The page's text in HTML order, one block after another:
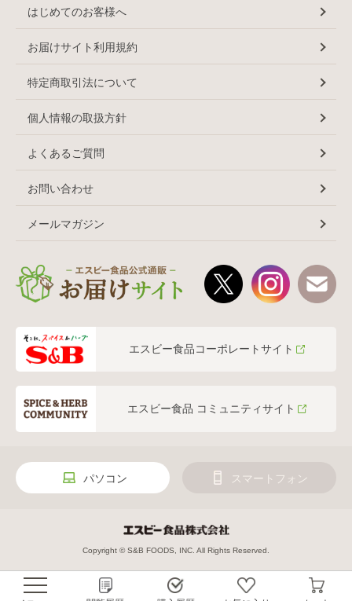
はじめてのお客様へ
お届けサイト利用規約
特定商取引法について
個人情報の取扱方針
よくあるご質問
お問い合わせ
メールマガジン
エスビー食品コーポレートサイト
エスビー食品 コミュニティサイト
パソコン スマートフォン
Copyright © S&B FOODS, INC. All Rights Reserved.